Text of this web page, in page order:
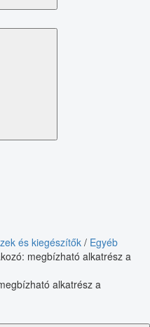
és kiegészítők / Egyéb
megbízható alkatrész a